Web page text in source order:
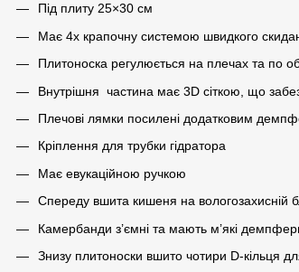
Під плиту 25×30 см
Має 4х крапочну системою швидкого
Плитоноска регулюється на плечах та по
Внутрішня частина має 3D сіткою, що
Плечові лямки посилені додатковим
Кріплення для трубки гідратора
Має евукаційною ручкою
Спереду вшита кишеня на вологозахисній
Камербанди з’ємні та мають м’які
Знизу плитоноски вшито чотири D-кільця